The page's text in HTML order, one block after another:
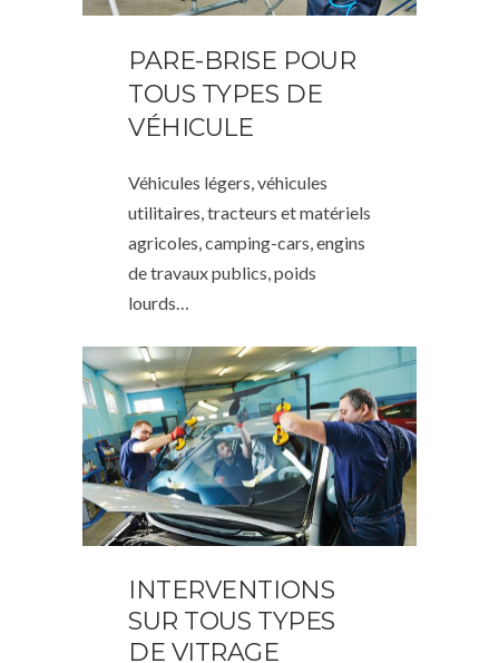
PARE-BRISE POUR
TOUS TYPES DE
VÉHICULE
Véhicules légers, véhicules
utilitaires, tracteurs et matériels
agricoles, camping-cars, engins
de travaux publics, poids
lourds…
INTERVENTIONS
SUR TOUS TYPES
DE VITRAGE